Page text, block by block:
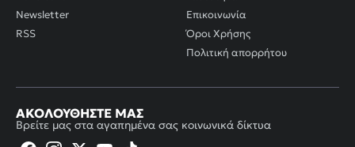
Newsletter
RSS
Επικοινωνία
Όροι Χρήσης
Πολιτική απορρήτου
ΑΚΟΛΟΥΘΉΣΤΕ ΜΑΣ
Βρείτε μας στα αγαπημένα σας κοινωνικά δίκτυα